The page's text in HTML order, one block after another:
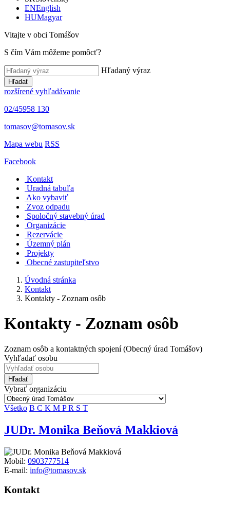
ENEnglish
HUMagyar
Vitajte v obci Tomášov
S čím Vám môžeme pomôcť?
Hľadaný výraz
Hľadať
rozšírené vyhľadávanie
02/45958 130
tomasov@tomasov.sk
Mapa webu RSS
Facebook
Kontakt
Uradná tabuľa
Ako vybaviť
Zvoz odpadu
Spoločný stavebný úrad
Organizácie
Rezervácie
Územný plán
Projekty
Obecné zastupiteľstvo
Úvodná stránka
Kontakt
Kontakty - Zoznam osôb
Kontakty - Zoznam osôb
Zoznam osôb a kontaktných spojení (Obecný úrad Tomášov)
Vyhľadať osobu
Hľadať
Vybrať organizáciu
Všetko B C K M PR S T
JUDr. Monika Beňová Makkiová
Mobil: 0903777514
E-mail: info@tomasov.sk
Kontakt